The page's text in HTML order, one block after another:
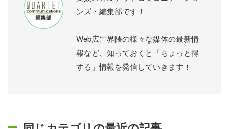
ンズ・編集部です！
Web広告界隈の様々な媒体の最新情
報など、知っておくと「ちょっと得
する」情報を発信していきます！